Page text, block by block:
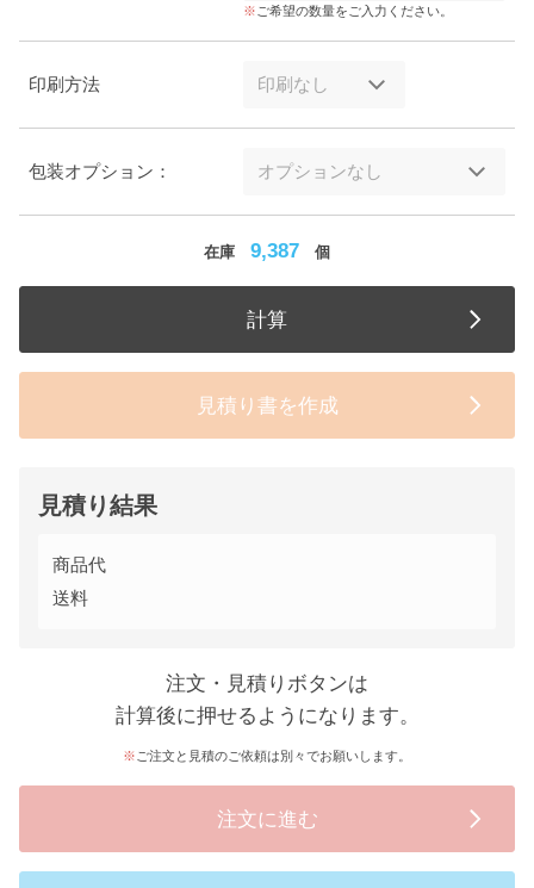
ご希望の数量をご入力ください。
印刷方法
包装オプション：
在庫 9,387 個
計算
見積り書を作成
見積り結果
商品代
送料
注文・見積りボタンは
計算後に押せるようになります。
ご注文と見積のご依頼は別々でお願いします。
注文に進む